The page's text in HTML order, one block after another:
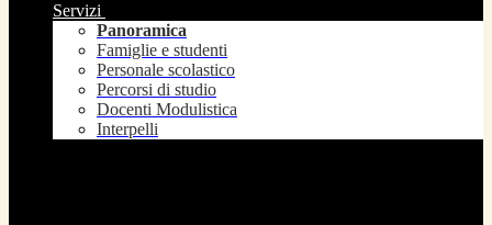
Servizi
Panoramica
Famiglie e studenti
Personale scolastico
Percorsi di studio
Docenti Modulistica
Interpelli